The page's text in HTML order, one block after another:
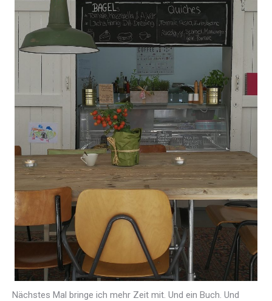
Nächstes Mal bringe ich mehr Zeit mit. Und ein Buch. Und